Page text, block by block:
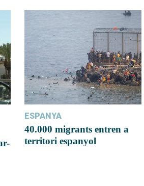
ESPANYA
40.000 migrants entren a
territori espanyol